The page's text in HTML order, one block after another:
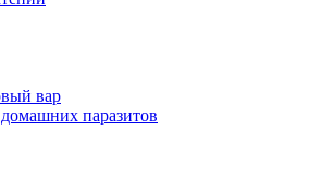
вар
паразитов